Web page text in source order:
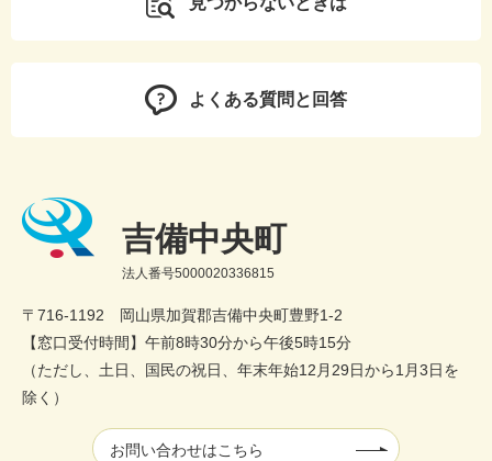
よくある質問と回答
吉備中央町
法人番号5000020336815
〒716-1192 岡山県加賀郡吉備中央町豊野1-2
【窓口受付時間】午前8時30分から午後5時15分
（ただし、土日、国民の祝日、年末年始12月29日から1月3日を
除く）
お問い合わせはこちら